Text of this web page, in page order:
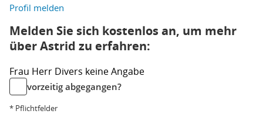
Profil melden
Melden Sie sich kostenlos an, um mehr
über Astrid zu erfahren:
Frau Herr Divers keine Angabe
vorzeitig abgegangen?
* Pflichtfelder